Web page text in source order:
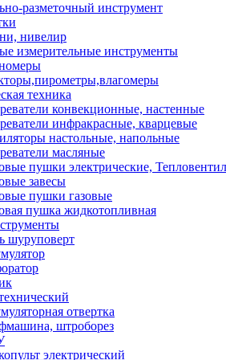
разметочный инструмент
нивелир
измерительные инструменты
техника
конвекционные, настенные
инфракрасные, кварцевые
настольные, напольные
масляные
пушки электрические,
завесы
пушки газовые
пушка жидкотопливная
шуруповерт
отвертка
штроборез
электрический